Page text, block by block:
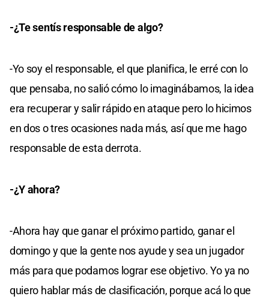
-¿Te sentís responsable de algo?
-Yo soy el responsable, el que planifica, le erré con lo
que pensaba, no salió cómo lo imaginábamos, la idea
era recuperar y salir rápido en ataque pero lo hicimos
en dos o tres ocasiones nada más, así que me hago
responsable de esta derrota.
-¿Y ahora?
-Ahora hay que ganar el próximo partido, ganar el
domingo y que la gente nos ayude y sea un jugador
más para que podamos lograr ese objetivo. Yo ya no
quiero hablar más de clasificación, porque acá lo que